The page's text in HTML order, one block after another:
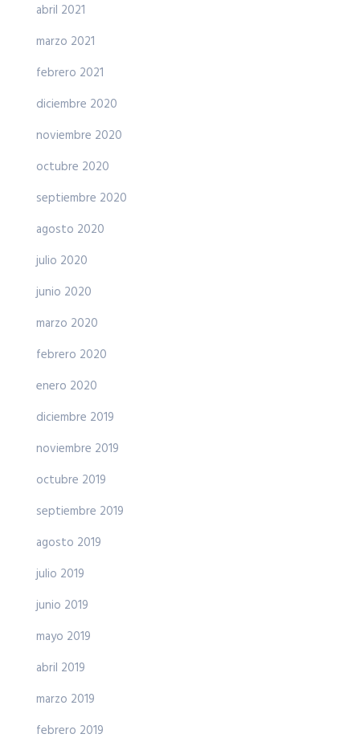
abril 2021
marzo 2021
febrero 2021
diciembre 2020
noviembre 2020
octubre 2020
septiembre 2020
agosto 2020
julio 2020
junio 2020
marzo 2020
febrero 2020
enero 2020
diciembre 2019
noviembre 2019
octubre 2019
septiembre 2019
agosto 2019
julio 2019
junio 2019
mayo 2019
abril 2019
marzo 2019
febrero 2019